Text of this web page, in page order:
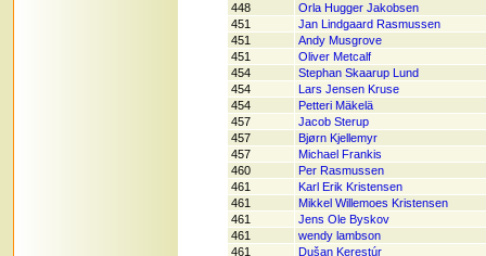
448
Orla Hugger Jakobsen
451
Jan Lindgaard Rasmussen
451
Andy Musgrove
451
Oliver Metcalf
454
Stephan Skaarup Lund
454
Lars Jensen Kruse
454
Petteri Mäkelä
457
Jacob Sterup
457
Bjørn Kjellemyr
457
Michael Frankis
460
Per Rasmussen
461
Karl Erik Kristensen
461
Mikkel Willemoes Kristensen
461
Jens Ole Byskov
461
wendy lambson
461
Dušan Kerestúr